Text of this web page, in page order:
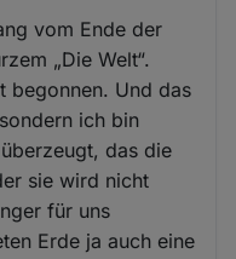
vom Ende der
„Die Welt“.
begonnen. Und das
ich bin
das die
sie wird nicht
für uns
Erde ja auch eine